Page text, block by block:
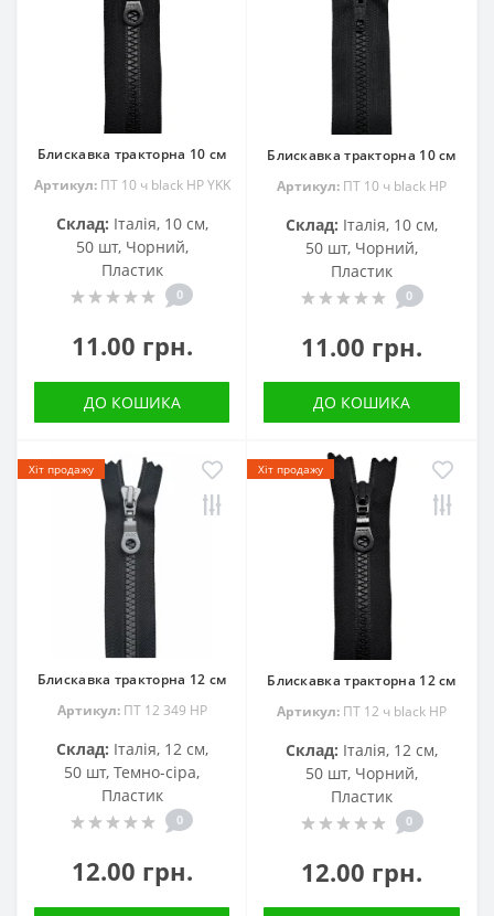
Блискавка тракторна 10 см
Артикул:ПТ 10 ч black HP YKK
Склад: Італія, 10 см,
50 шт, Чорний,
Пластик
0
11.00 грн.
ДО КОШИКА
Блискавка тракторна 10 см
Артикул: ПТ 10 ч black HP
Склад: Італія, 10 см,
50 шт, Чорний,
Пластик
0
11.00 грн.
ДО КОШИКА
Хіт продажу
Блискавка тракторна 12 см
Артикул:ПТ 12 349 НР
Склад: Італія, 12 см,
50 шт, Темно-сіра,
Пластик
0
12.00 грн.
Хіт продажу
Блискавка тракторна 12 см
Артикул: ПТ 12 ч black HP
Склад: Італія, 12 см,
50 шт, Чорний,
Пластик
0
12.00 грн.